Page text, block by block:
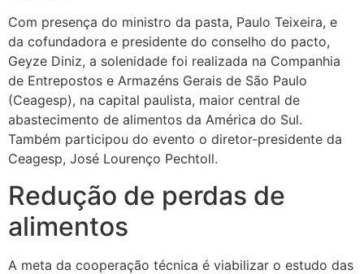
Com presença do ministro da pasta, Paulo Teixeira, e
da cofundadora e presidente do conselho do pacto,
Geyze Diniz, a solenidade foi realizada na Companhia
de Entrepostos e Armazéns Gerais de São Paulo
(Ceagesp), na capital paulista, maior central de
abastecimento de alimentos da América do Sul.
Também participou do evento o diretor-presidente da
Ceagesp, José Lourenço Pechtoll.
Redução de perdas de
alimentos
A meta da cooperação técnica é viabilizar o estudo das